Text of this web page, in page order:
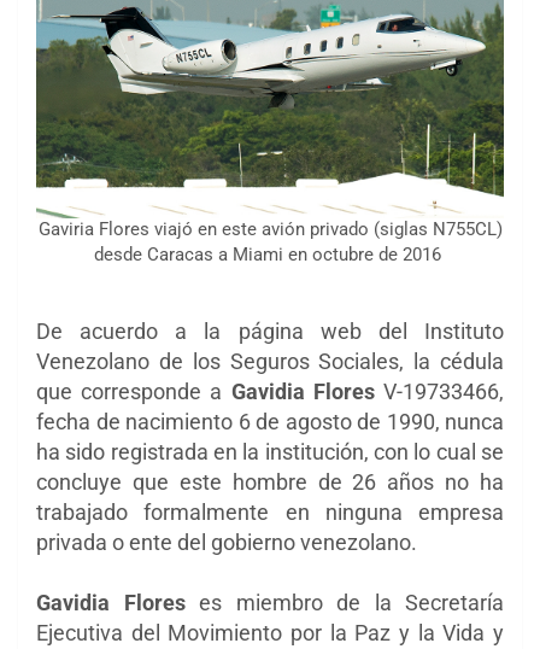
Gaviria Flores viajó en este avión privado (siglas N755CL)
desde Caracas a Miami en octubre de 2016
De acuerdo a la página web del Instituto
Venezolano de los Seguros Sociales, la cédula
que corresponde a Gavidia FloresV-19733466,
fecha de nacimiento 6 de agosto de 1990, nunca
ha sido registrada en la institución, con lo cual se
concluye que este hombre de 26 años no ha
trabajado formalmente en ninguna empresa
privada o ente del gobierno venezolano.
Gavidia Floreses miembro de la Secretaría
Ejecutiva del Movimiento por la Paz y la Vida y